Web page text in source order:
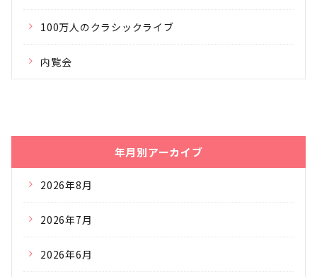
100万人のクラシックライブ
内覧会
年月別アーカイブ
2026年8月
2026年7月
2026年6月